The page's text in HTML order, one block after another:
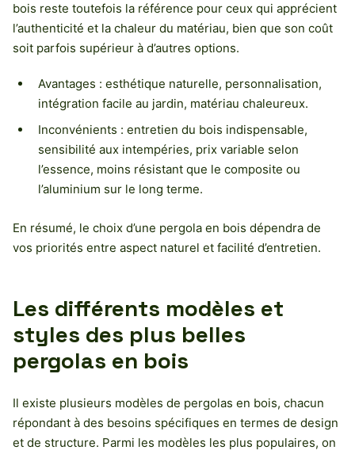
bois reste toutefois la référence pour ceux qui apprécient
l’authenticité et la chaleur du matériau, bien que son coût
soit parfois supérieur à d’autres options.
Avantages : esthétique naturelle, personnalisation,
intégration facile au jardin, matériau chaleureux.
Inconvénients : entretien du bois indispensable,
sensibilité aux intempéries, prix variable selon
l’essence, moins résistant que le composite ou
l’aluminium sur le long terme.
En résumé, le choix d’une pergola en bois dépendra de
vos priorités entre aspect naturel et facilité d’entretien.
Les différents modèles et
styles des plus belles
pergolas en bois
Il existe plusieurs modèles de pergolas en bois, chacun
répondant à des besoins spécifiques en termes de design
et de structure. Parmi les modèles les plus populaires, on